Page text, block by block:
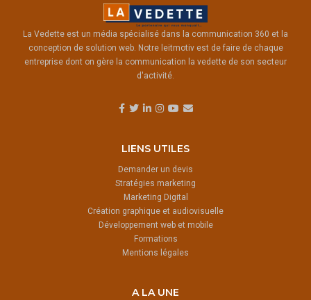
La Vedette est un média spécialisé dans la communication 360 et la
conception de solution web. Notre leitmotiv est de faire de chaque
entreprise dont on gère la communication la vedette de son secteur
d'activité.
LIENS UTILES
Demander un devis
Stratégies marketing
Marketing Digital
Création graphique et audiovisuelle
Développement web et mobile
Formations
Mentions légales
A LA UNE